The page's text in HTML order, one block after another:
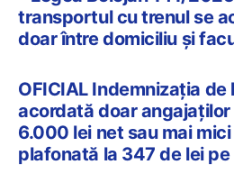
transportul cu trenul se
doar între domiciliu și
OFICIAL Indemnizația de
acordată doar angajaților
6.000 lei net sau mai
plafonată la 347 de lei pe